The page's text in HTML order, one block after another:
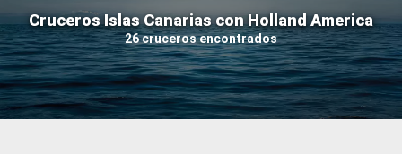
Cruceros Islas Canarias con Holland America
26 cruceros encontrados
Fecha de salida
Buscar